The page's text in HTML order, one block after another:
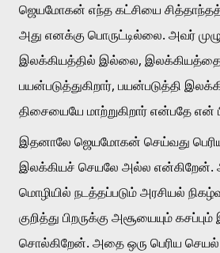
ஜெயமோகன் எந்த கட்சியை
அது எனக்கு பொருட்டில்லை. அவர்
இலக்கியத்தில் இல்லை,
பயன்படுத்துகிறார், பயன்படுத்தி
திசையையே மாற்றுகிறார் என்பதே என்
இதனாலே ஜெயமோகன் செய்வது
இலக்கியச் செயலே அல்ல என்கிறேன்.
மொழியில் நடத்தப்படும் அரசியல்
குறித்து பிறருக்கு அசூயையும்
சொல்கிறேன். அதை ஒரு பெரிய செயல்